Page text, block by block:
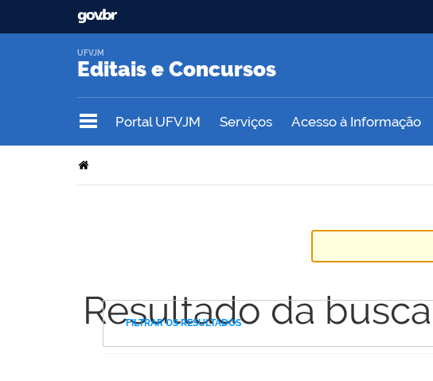
Editais e Concursos
UFVJM
Portal UFVJM Serviços Acesso à Informação
Resultado da busca
FILTRAR OS RESULTADOS